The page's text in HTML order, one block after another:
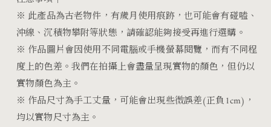
※ 此產品為古老物件，有歲月使用痕跡，也可能會有碰嗑、
沖線、沉積物攀附等狀態，請確認能夠接受再進行選購。
※ 作品圖片會因使用不同電腦或手機螢幕閱覽，而有不同程
度上的色差。我們在拍攝上會盡量呈現實物的顏色，但仍以
實物顏色為主。
※ 作品尺寸為手工丈量，可能會出現些微誤差(正負1cm)，
均以實物尺寸為主。